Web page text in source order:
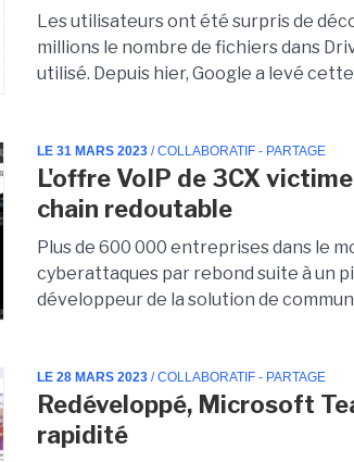
Les utilisateurs ont été surpris de
millions le nombre de fichiers dans
utilisé. Depuis hier, Google a levé
LE 31 MARS 2023 / COLLABORATIF - PARTAGE
L'offre VoIP de 3CX
chain redoutable
Plus de 600 000 entreprises dans le
cyberattaques par rebond suite à un
développeur de la solution de
LE 28 MARS 2023 / COLLABORATIF - PARTAGE
Redéveloppé, Microsoft
rapidité